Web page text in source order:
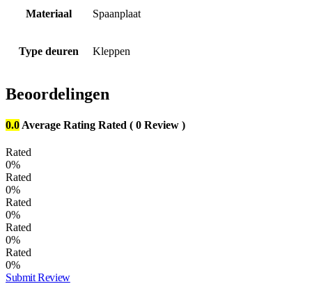
Materiaal Spaanplaat
Type deuren Kleppen
Beoordelingen
0.0 Average Rating Rated ( 0 Review )
Rated
0%
Rated
0%
Rated
0%
Rated
0%
Rated
0%
Submit Review